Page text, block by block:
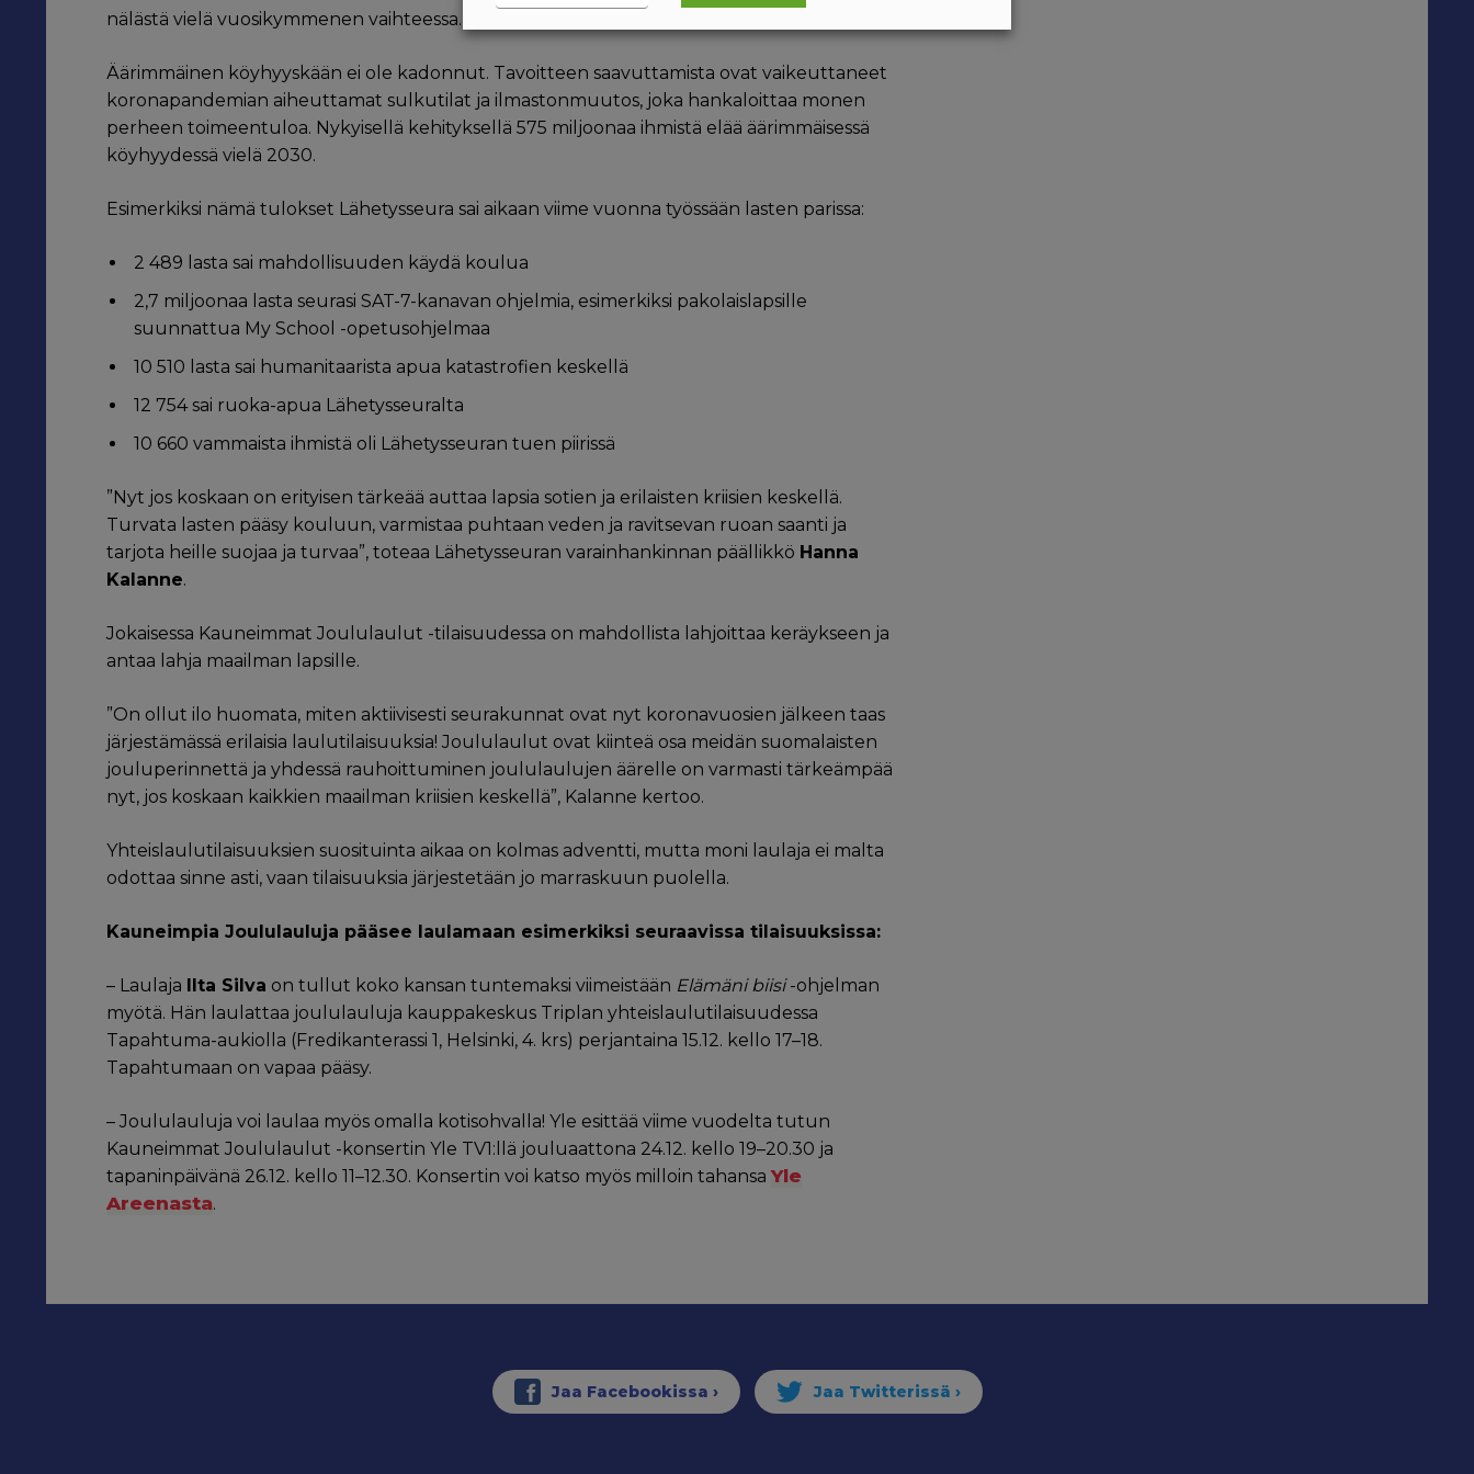
nälästä vielä vuosikymmenen vaihteessa.
Äärimmäinen köyhyyskään ei ole kadonnut. Tavoitteen saavuttamista ovat vaikeuttaneet
koronapandemian aiheuttamat sulkutilat ja ilmastonmuutos, joka hankaloittaa monen
perheen toimeentuloa. Nykyisellä kehityksellä 575 miljoonaa ihmistä elää äärimmäisessä
köyhyydessä vielä 2030.
Esimerkiksi nämä tulokset Lähetysseura sai aikaan viime vuonna työssään lasten parissa:
2 489 lasta sai mahdollisuuden käydä koulua
2,7 miljoonaa lasta seurasi SAT-7-kanavan ohjelmia, esimerkiksi pakolaislapsille
suunnattua My School -opetusohjelmaa
10 510 lasta sai humanitaarista apua katastrofien keskellä
12 754 sai ruoka-apua Lähetysseuralta
10 660 vammaista ihmistä oli Lähetysseuran tuen piirissä
”Nyt jos koskaan on erityisen tärkeää auttaa lapsia sotien ja erilaisten kriisien keskellä.
Turvata lasten pääsy kouluun, varmistaa puhtaan veden ja ravitsevan ruoan saanti ja
tarjota heille suojaa ja turvaa”, toteaa Lähetysseuran varainhankinnan päällikkö Hanna
Kalanne.
Jokaisessa Kauneimmat Joululaulut -tilaisuudessa on mahdollista lahjoittaa keräykseen ja
antaa lahja maailman lapsille.
”On ollut ilo huomata, miten aktiivisesti seurakunnat ovat nyt koronavuosien jälkeen taas
järjestämässä erilaisia laulutilaisuuksia! Joululaulut ovat kiinteä osa meidän suomalaisten
jouluperinnettä ja yhdessä rauhoittuminen joululaulujen äärelle on varmasti tärkeämpää
nyt, jos koskaan kaikkien maailman kriisien keskellä”, Kalanne kertoo.
Yhteislaulutilaisuuksien suosituinta aikaa on kolmas adventti, mutta moni laulaja ei malta
odottaa sinne asti, vaan tilaisuuksia järjestetään jo marraskuun puolella.
Kauneimpia Joululauluja pääsee laulamaan esimerkiksi seuraavissa tilaisuuksissa:
– Laulaja Ilta Silva on tullut koko kansan tuntemaksi viimeistään Elämäni biisi-ohjelman
myötä. Hän laulattaa joululauluja kauppakeskus Triplan yhteislaulutilaisuudessa
Tapahtuma-aukiolla (Fredikanterassi 1, Helsinki, 4. krs) perjantaina 15.12. kello 17–18.
Tapahtumaan on vapaa pääsy.
– Joululauluja voi laulaa myös omalla kotisohvalla! Yle esittää viime vuodelta tutun
Kauneimmat Joululaulut -konsertin Yle TV1:llä jouluaattona 24.12. kello 19–20.30 ja
tapaninpäivänä 26.12. kello 11–12.30. Konsertin voi katso myös milloin tahansaYle
Areenasta.